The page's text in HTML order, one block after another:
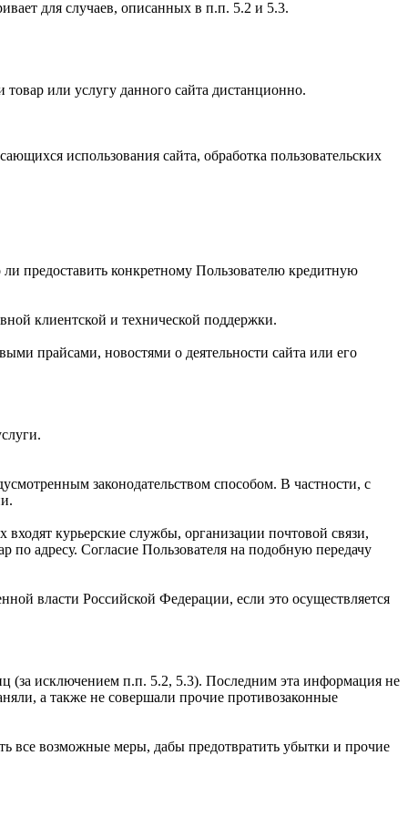
для случаев, описанных в п.п. 5.2 и 5.3.
или услугу данного сайта дистанционно.
использования сайта, обработка пользовательских
предоставить конкретному Пользователю кредитную
клиентской и технической поддержки.
прайсами, новостями о деятельности сайта или его
законодательством способом. В частности, с
курьерские службы, организации почтовой связи,
по адресу. Согласие Пользователя на подобную передачу
власти Российской Федерации, если это осуществляется
(за исключением п.п. 5.2, 5.3). Последним эта информация не
а также не совершали прочие противозаконные
все возможные меры, дабы предотвратить убытки и прочие